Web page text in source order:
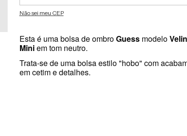
Não sei meu CEP
Esta é uma bolsa de ombroGuessmodelo
Miniem tom neutro.
Trata-se de uma bolsa estilo "hobo" com
em cetim e detalhes.